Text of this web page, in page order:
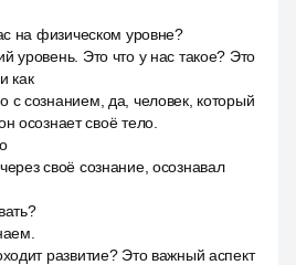
на физическом уровне?
уровень. Это что у нас такое? Это
как
с сознанием, да, человек, который
осознает своё тело.
своё сознание, осознавал
развитие? Это важный аспект